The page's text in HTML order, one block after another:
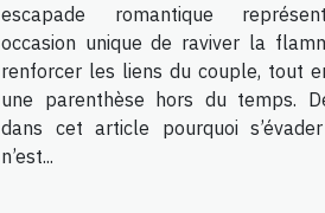
escapade romantique
occasion unique de raviver la
renforcer les liens du couple, tout
une parenthèse hors du temps.
dans cet article pourquoi
n’est...